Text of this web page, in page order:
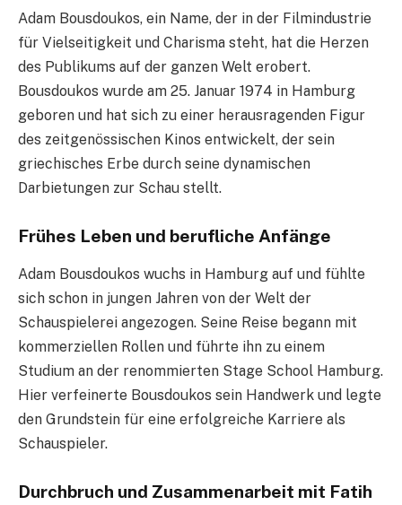
Adam Bousdoukos, ein Name, der in der Filmindustrie
für Vielseitigkeit und Charisma steht, hat die Herzen
des Publikums auf der ganzen Welt erobert.
Bousdoukos wurde am 25. Januar 1974 in Hamburg
geboren und hat sich zu einer herausragenden Figur
des zeitgenössischen Kinos entwickelt, der sein
griechisches Erbe durch seine dynamischen
Darbietungen zur Schau stellt.
Frühes Leben und berufliche Anfänge
Adam Bousdoukos wuchs in Hamburg auf und fühlte
sich schon in jungen Jahren von der Welt der
Schauspielerei angezogen. Seine Reise begann mit
kommerziellen Rollen und führte ihn zu einem
Studium an der renommierten Stage School Hamburg.
Hier verfeinerte Bousdoukos sein Handwerk und legte
den Grundstein für eine erfolgreiche Karriere als
Schauspieler.
Durchbruch und Zusammenarbeit mit Fatih